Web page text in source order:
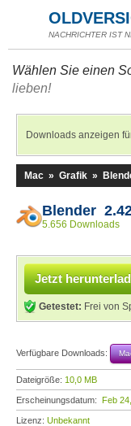
NACHRICHTER IST
Wählen Sie einen
lieben!
Downloads anzeigen
Mac » Grafik »
Blender
5.656 Downloads
Jetzt
Getestet: Frei von
Verfügbare Downloads:
Dateigröße: 10,0 MB
Erscheinungsdatum: Feb
Lizenz: Unbekannt